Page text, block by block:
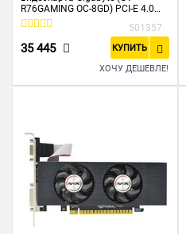
R76GAMING OC-8GD) PCI-E 4.0
AMD Radeon RX 7600 8192Mb
128 GDDR6 2355/18000 HDMIx2
DPx2 HDCP Ret
501357
35 445 КУПИТЬ
ХОЧУ ДЕШЕВЛЕ!